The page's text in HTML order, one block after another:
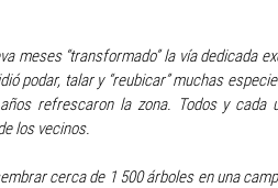
meses “transformado” la vía dedicada
podar, talar y “reubicar” muchas
refrescaron la zona. Todos y cada
los vecinos.
cerca de 1 500 árboles en una